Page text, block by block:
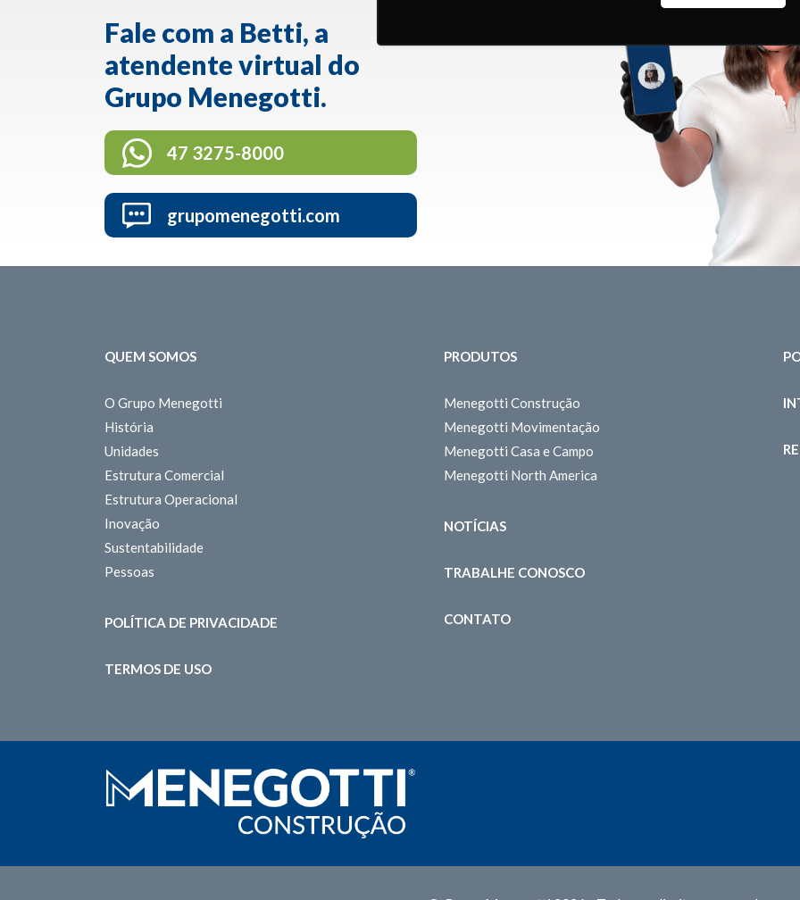
Fale com a Betti, a
atendente virtual do
Grupo Menegotti.
47 3275-8000
grupomenegotti.com
QUEM SOMOS
O Grupo Menegotti
História
Unidades
Estrutura Comercial
Estrutura Operacional
Inovação
Sustentabilidade
Pessoas
POLÍTICA DE PRIVACIDADE
TERMOS DE USO
PRODUTOS
Menegotti Construção
Menegotti Movimentação
Menegotti Casa e Campo
Menegotti North America
NOTÍCIAS
TRABALHE CONOSCO
CONTATO